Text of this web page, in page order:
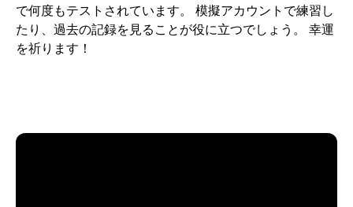
で何度もテストされています。 模擬アカウントで練習し
たり、過去の記録を見ることが役に立つでしょう。 幸運
を祈ります！